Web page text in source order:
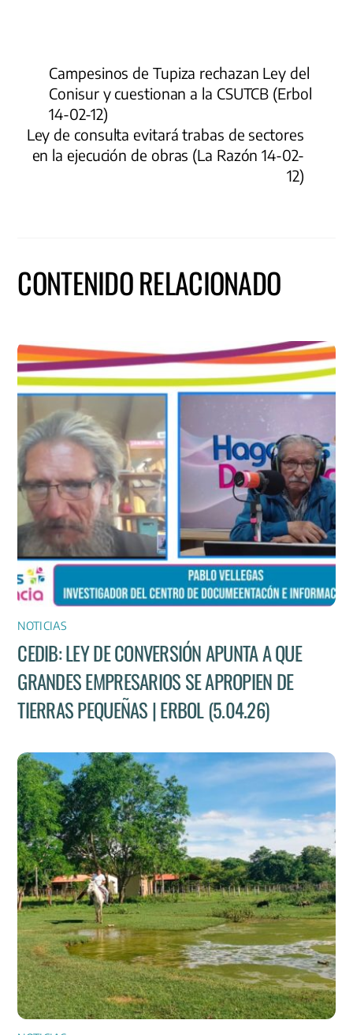
Campesinos de Tupiza rechazan Ley del
Conisur y cuestionan a la CSUTCB (Erbol
14-02-12)
Ley de consulta evitará trabas de sectores
en la ejecución de obras (La Razón 14-02-
12)
CONTENIDO RELACIONADO
NOTICIAS
CEDIB: LEY DE CONVERSIÓN APUNTA A QUE
GRANDES EMPRESARIOS SE APROPIEN DE
TIERRAS PEQUEÑAS | ERBOL (5.04.26)